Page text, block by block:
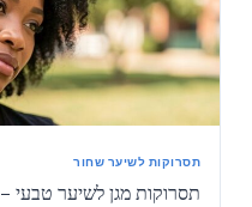
תסרוקות לשיער שחור
תסרוקות מגן לשיער טבעי – 25 עיצובים מדהימים